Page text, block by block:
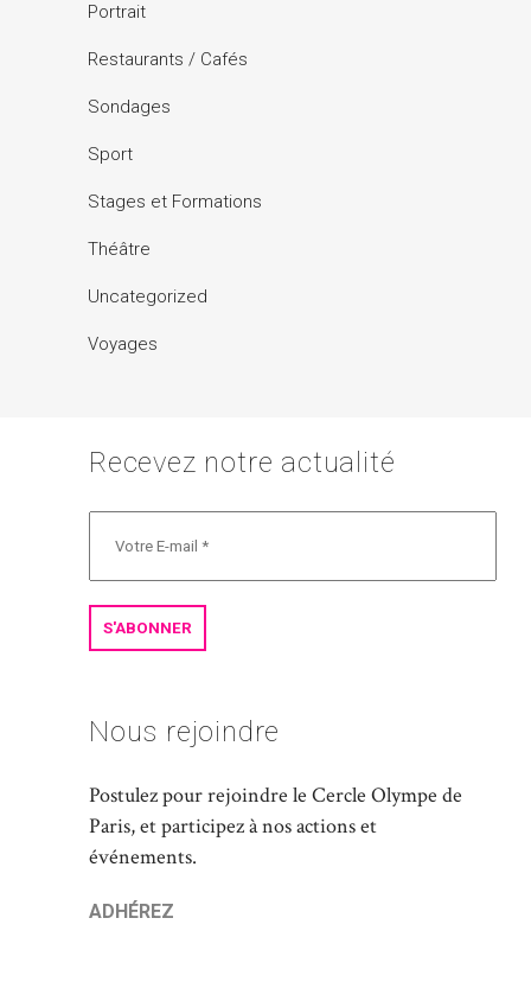
Portrait
Restaurants / Cafés
Sondages
Sport
Stages et Formations
Théâtre
Uncategorized
Voyages
Recevez notre actualité
Nous rejoindre
Postulez pour rejoindre le Cercle Olympe de
Paris, et participez à nos actions et
événements.
ADHÉREZ